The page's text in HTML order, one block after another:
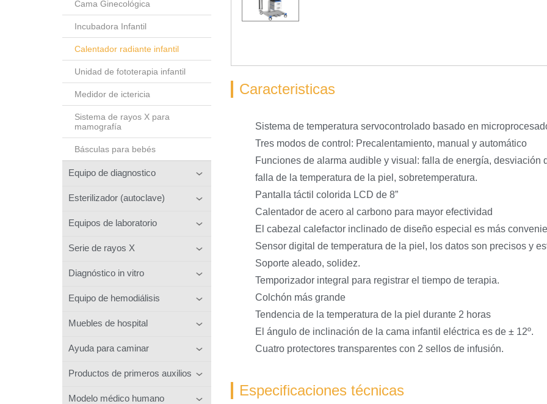
Cama Ginecológica
Incubadora Infantil
Calentador radiante infantil
Unidad de fototerapia infantil
Medidor de ictericia
Sistema de rayos X para
mamografía
Básculas para bebés
Equipo de diagnostico
Esterilizador (autoclave)
Equipos de laboratorio
Serie de rayos X
Diagnóstico in vitro
Equipo de hemodiálisis
Muebles de hospital
Ayuda para caminar
Productos de primeros auxilios
Modelo médico humano
Caracteristicas
Sistema de temperatura servocontrolado basado en
Tres modos de control: Precalentamiento, manual y automático
Funciones de alarma audible y visual: falla de energía, desviación
falla de la temperatura de la piel, sobretemperatura.
Pantalla táctil colorida LCD de 8”
Calentador de acero al carbono para mayor efectividad
El cabezal calefactor inclinado de diseño especial es más
Sensor digital de temperatura de la piel, los datos son precisos y
Soporte aleado, solidez.
Temporizador integral para registrar el tiempo de terapia.
Colchón más grande
Tendencia de la temperatura de la piel durante 2 horas
El ángulo de inclinación de la cama infantil eléctrica es de ± 12º.
Cuatro protectores transparentes con 2 sellos de infusión.
Especificaciones técnicas